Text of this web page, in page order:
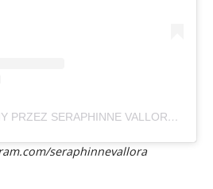
POST UDOSTĘPNIONY PRZEZ SERAPHINNE VALLORA (@SERAPHINNEVALLORA)
seraphinnevallora